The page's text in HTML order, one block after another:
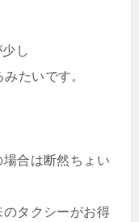
し
たいです。
場合は断然ちょい
のタクシーがお得